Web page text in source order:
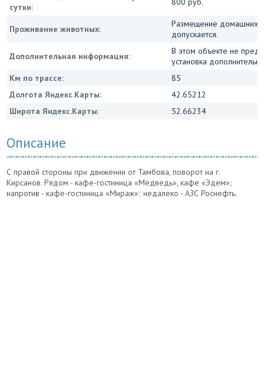
сутки:
Проживание животных:
Размещение домашних
допускается.
Дополнительная информация:
В этом объекте не
установка
Км по трассе:
85
Долгота Яндекс.Карты:
42.65212
Широта Яндекс.Карты:
52.66234
Описание
С правой стороны при движении от Тамбова, поворот на г.
Кирсанов. Рядом - кафе-гостиница «Медведь», кафе «Эдем»;
напротив - кафе-гостиница «Мираж»; недалеко - АЗС Роснефть.